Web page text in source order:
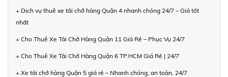
+ Dịch vụ thuê xe tải chở hàng Quận 4 nhanh chóng 24/7 – Giá tốt
nhất
+ Cho Thuê Xe Tải Chở Hàng Quận 11 Giá Rẻ – Phục Vụ 24/7
+ Cho Thuê Xe Tải Chở Hàng Quận 6 TP.HCM Giá Rẻ | 24/7
+ Xe tải chở hàng Quận 5 giá rẻ – Nhanh chóng, an toàn, 24/7